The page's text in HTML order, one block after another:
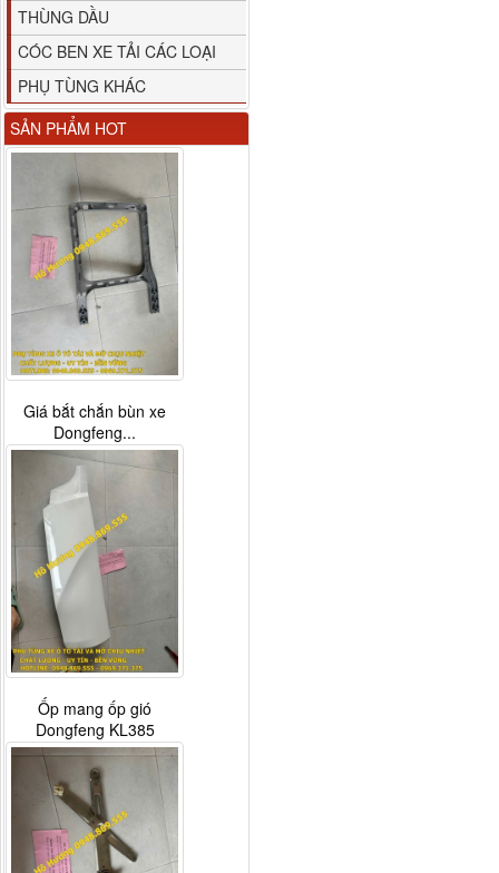
THÙNG DẦU
CÓC BEN XE TẢI CÁC LOẠI
PHỤ TÙNG KHÁC
SẢN PHẨM HOT
Gương chiếu hậu FAW
JH6 có sấy...
Giá bắt chắn bùn xe
Dongfeng...
Ốp mang ốp gió
Dongfeng KL385